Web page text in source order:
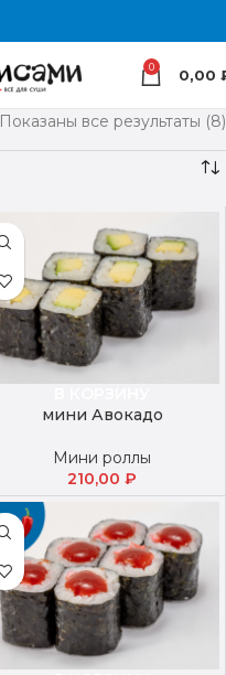
0 0,00
Показаны все результаты (8)
мини Авокадо
Мини роллы
210,00₽